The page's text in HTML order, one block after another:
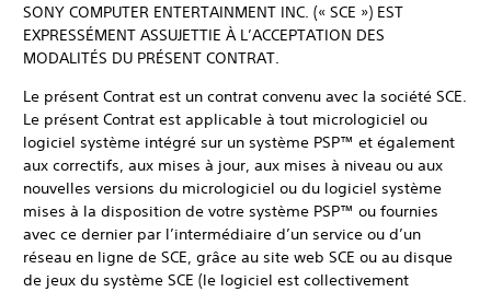
SONY COMPUTER ENTERTAINMENT INC. (« SCE ») EST
EXPRESSÉMENT ASSUJETTIE À L’ACCEPTATION DES
MODALITÉS DU PRÉSENT CONTRAT.
Le présent Contrat est un contrat convenu avec la société SCE.
Le présent Contrat est applicable à tout micrologiciel ou
logiciel système intégré sur un système PSP™ et également
aux correctifs, aux mises à jour, aux mises à niveau ou aux
nouvelles versions du micrologiciel ou du logiciel système
mises à la disposition de votre système PSP™ ou fournies
avec ce dernier par l’intermédiaire d’un service ou d’un
réseau en ligne de SCE, grâce au site web SCE ou au disque
de jeux du système SCE (le logiciel est collectivement